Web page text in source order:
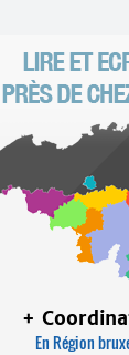
+
En Région